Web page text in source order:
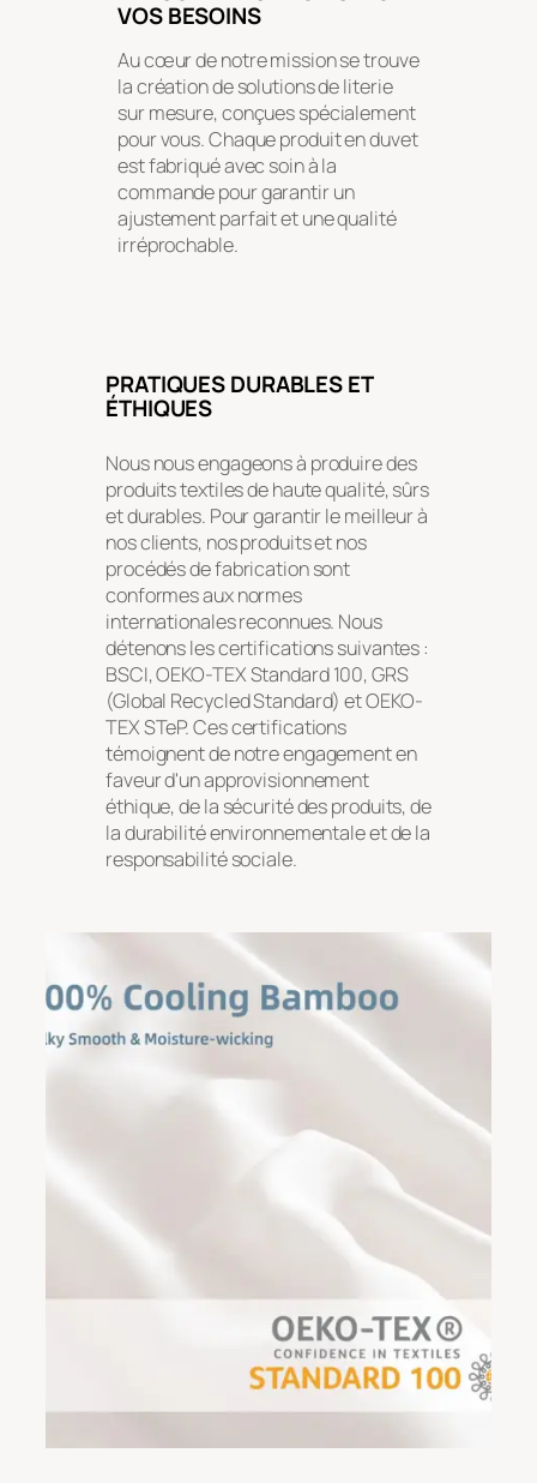
VOS BESOINS
Au cœur de notre mission se trouve
la création de solutions de literie
sur mesure, conçues spécialement
pour vous. Chaque produit en duvet
est fabriqué avec soin à la
commande pour garantir un
ajustement parfait et une qualité
irréprochable.
PRATIQUES DURABLES ET
ÉTHIQUES
Nous nous engageons à produire des
produits textiles de haute qualité, sûrs
et durables. Pour garantir le meilleur à
nos clients, nos produits et nos
procédés de fabrication sont
conformes aux normes
internationales reconnues. Nous
détenons les certifications suivantes :
BSCI, OEKO-TEX Standard 100, GRS
(Global Recycled Standard) et OEKO-
TEX STeP. Ces certifications
témoignent de notre engagement en
faveur d'un approvisionnement
éthique, de la sécurité des produits, de
la durabilité environnementale et de la
responsabilité sociale.